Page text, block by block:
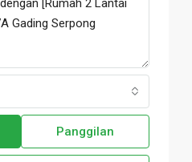
Panggilan